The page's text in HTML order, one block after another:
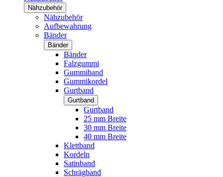
Nähzubehör
Nähzubehör
Aufbewahrung
Bänder
Bänder
Bänder
Falzgummi
Gummiband
Gummikordel
Gurtband
Gurtband
Gurtband
25 mm Breite
30 mm Breite
40 mm Breite
Klettband
Kordeln
Satinband
Schrägband